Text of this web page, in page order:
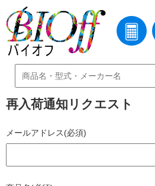
中古機器検索
再入荷通知リクエスト
メールアドレス(必須)